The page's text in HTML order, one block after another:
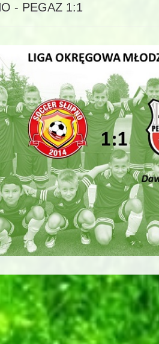
- PEGAZ 1:1